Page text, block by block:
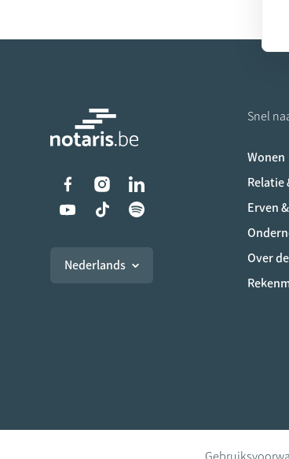
Liens vers les
Nederlands
Snel
Wonen
Relatie
Erven
Over